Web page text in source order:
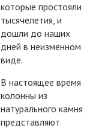
которые простояли
тысячелетия, и
дошли до наших
дней в неизменном
виде.
В настоящее время
колонны из
натурального камня
представляют